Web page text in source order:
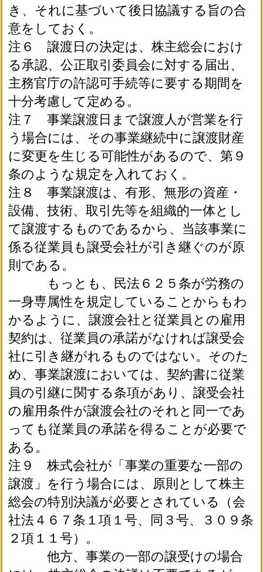
き、それに基づいて後日協議する旨の合
意をしておく。
注６ 譲渡日の決定は、株主総会におけ
る承認、公正取引委員会に対する届出、
主務官庁の許認可手続等に要する期間を
十分考慮して定める。
注７ 事業譲渡日まで譲渡人が営業を行
う場合には、その事業継続中に譲渡財産
に変更を生じる可能性があるので、第９
条のような規定を入れておく。
注８ 事業譲渡は、有形、無形の資産・
設備、技術、取引先等を組織的一体とし
て譲渡するものであるから、当該事業に
係る従業員も譲受会社が引き継ぐのが原
則である。
もっとも、民法６２５条が労務の
一身専属性を規定していることからもわ
かるように、譲渡会社と従業員との雇用
契約は、従業員の承諾がなければ譲受会
社に引き継がれるものではない。そのた
め、事業譲渡においては、契約書に従業
員の引継に関する条項があり、譲受会社
の雇用条件が譲渡会社のそれと同一であ
っても従業員の承諾を得ることが必要で
ある。
注９ 株式会社が「事業の重要な一部の
譲渡」を行う場合には、原則として株主
総会の特別決議が必要とされている（会
社法４６７条１項１号、同３号、３０９条
２項１１号）。
他方、事業の一部の譲受けの場合